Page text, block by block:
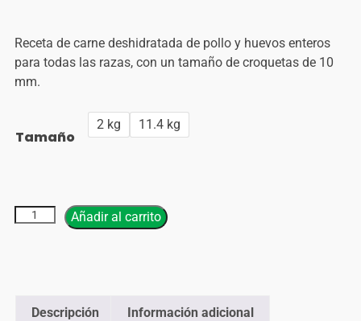
Receta de carne deshidratada de pollo y huevos enteros
para todas las razas, con un tamaño de croquetas de 10
mm.
Tamaño
2 kg 11.4 kg
Añadir al carrito
Descripción Información adicional